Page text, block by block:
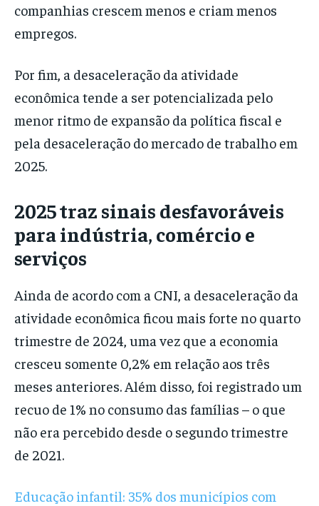
companhias crescem menos e criam menos
empregos.
Por fim, a desaceleração da atividade
econômica tende a ser potencializada pelo
menor ritmo de expansão da política fiscal e
pela desaceleração do mercado de trabalho em
2025.
2025 traz sinais desfavoráveis
para indústria, comércio e
serviços
Ainda de acordo com a CNI, a desaceleração da
atividade econômica ficou mais forte no quarto
trimestre de 2024, uma vez que a economia
cresceu somente 0,2% em relação aos três
meses anteriores. Além disso, foi registrado um
recuo de 1% no consumo das famílias – o que
não era percebido desde o segundo trimestre
de 2021.
Educação infantil: 35% dos municípios com